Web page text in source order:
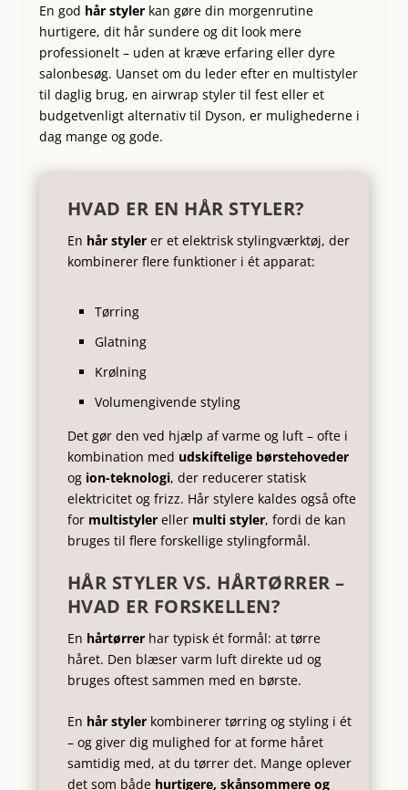
En god hår stylerkan gøre din morgenrutine
hurtigere, dit hår sundere og dit look mere
professionelt – uden at kræve erfaring eller dyre
salonbesøg. Uanset om du leder efter en multistyler
til daglig brug, en airwrap styler til fest eller et
budgetvenligt alternativ til Dyson, er mulighederne i
dag mange og gode.
HVAD ER EN HÅR STYLER?
En hår stylerer et elektrisk stylingværktøj, der
kombinerer flere funktioner i ét apparat:
Tørring
Glatning
Krølning
Volumengivende styling
Det gør den ved hjælp af varme og luft – ofte i
kombination med udskiftelige børstehoveder
og ion-teknologi, der reducerer statisk
elektricitet og frizz. Hår stylere kaldes også ofte
for multistylereller multi styler, fordi de kan
bruges til flere forskellige stylingformål.
HÅR STYLER VS. HÅRTØRRER –
HVAD ER FORSKELLEN?
En hårtørrerhar typisk ét formål: at tørre
håret. Den blæser varm luft direkte ud og
bruges oftest sammen med en børste.
En hår stylerkombinerer tørring og styling i ét
– og giver dig mulighed for at forme håret
samtidig med, at du tørrer det. Mange oplever
det som både hurtigere, skånsommere og